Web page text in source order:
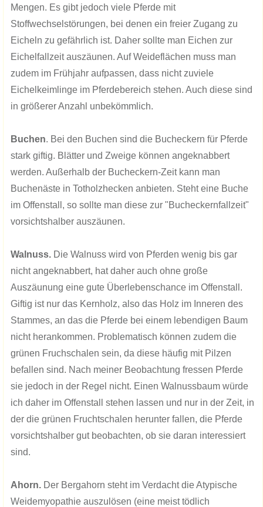
Mengen. Es gibt jedoch viele Pferde mit
Stoffwechselstörungen, bei denen ein freier Zugang zu
Eicheln zu gefährlich ist. Daher sollte man Eichen zur
Eichelfallzeit auszäunen. Auf Weideflächen muss man
zudem im Frühjahr aufpassen, dass nicht zuviele
Eichelkeimlinge im Pferdebereich stehen. Auch diese sind
in größerer Anzahl unbekömmlich.
Buchen. Bei den Buchen sind die Bucheckern für Pferde
stark giftig. Blätter und Zweige können angeknabbert
werden. Außerhalb der Bucheckern-Zeit kann man
Buchenäste in Totholzhecken anbieten. Steht eine Buche
im Offenstall, so sollte man diese zur "Bucheckernfallzeit"
vorsichtshalber auszäunen.
Walnuss. Die Walnuss wird von Pferden wenig bis gar
nicht angeknabbert, hat daher auch ohne große
Auszäunung eine gute Überlebenschance im Offenstall.
Giftig ist nur das Kernholz, also das Holz im Inneren des
Stammes, an das die Pferde bei einem lebendigen Baum
nicht herankommen. Problematisch können zudem die
grünen Fruchschalen sein, da diese häufig mit Pilzen
befallen sind. Nach meiner Beobachtung fressen Pferde
sie jedoch in der Regel nicht. Einen Walnussbaum würde
ich daher im Offenstall stehen lassen und nur in der Zeit, in
der die grünen Fruchtschalen herunter fallen, die Pferde
vorsichtshalber gut beobachten, ob sie daran interessiert
sind.
Ahorn. Der Bergahorn steht im Verdacht die Atypische
Weidemyopathie auszulösen (eine meist tödlich